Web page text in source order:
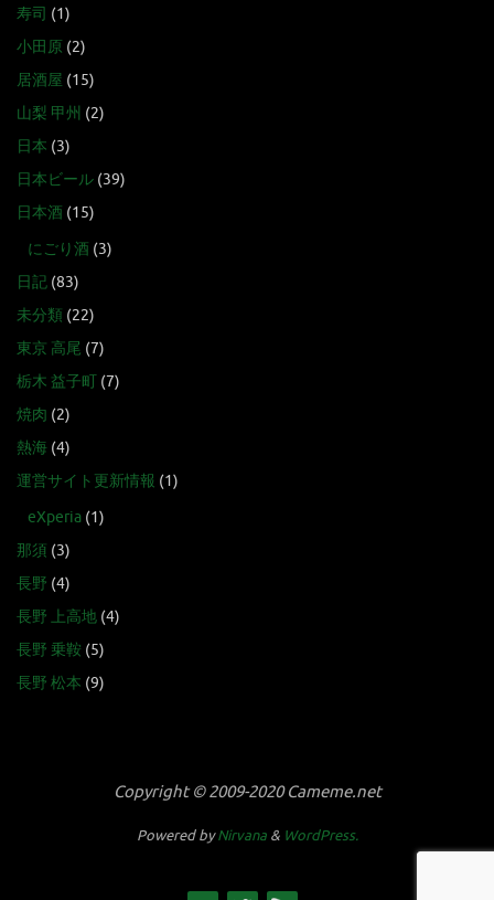
寿司 (1)
小田原 (2)
居酒屋 (15)
山梨 甲州 (2)
日本 (3)
日本ビール (39)
日本酒 (15)
にごり酒 (3)
日記 (83)
未分類 (22)
東京 高尾 (7)
栃木 益子町 (7)
焼肉 (2)
熱海 (4)
運営サイト更新情報 (1)
eXperia (1)
那須 (3)
長野 (4)
長野 上高地 (4)
長野 乗鞍 (5)
長野 松本 (9)
Copyright © 2009-2020 Cameme.net
Powered byNirvana& WordPress.